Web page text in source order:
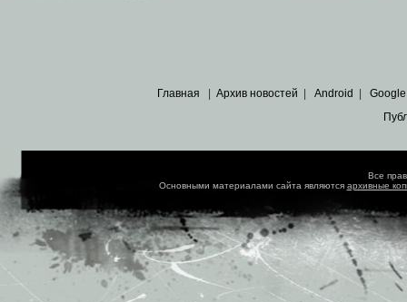
Главная Архив новостей Android Google
Все
Основными материалами сайта являются архивные